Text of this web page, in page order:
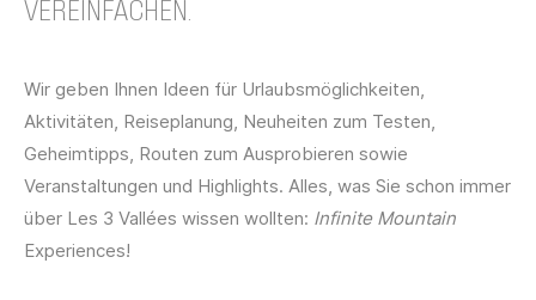
VEREINFACHEN.
Wir geben Ihnen Ideen für Urlaubsmöglichkeiten,
Aktivitäten, Reiseplanung, Neuheiten zum Testen,
Geheimtipps, Routen zum Ausprobieren sowie
Veranstaltungen und Highlights. Alles, was Sie schon immer
über Les 3 Vallées wissen wollten: Infinite Mountain
Experiences!